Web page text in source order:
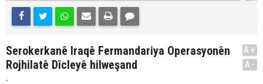
Serokerkanê Iraqê Fermandariya Operasyonên
Rojhilatê Dîcleyê hilweşand
.
A+
A-